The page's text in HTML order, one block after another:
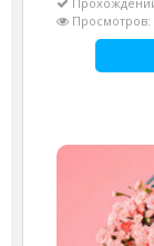
Просмотров: